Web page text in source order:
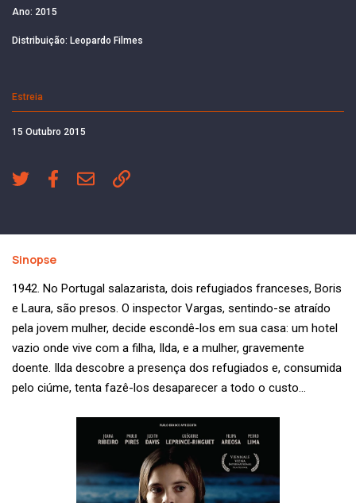
Ano: 2015
Distribuição: Leopardo Filmes
Estreia
15 Outubro 2015
Sinopse
1942. No Portugal salazarista, dois refugiados franceses, Boris
e Laura, são presos. O inspector Vargas, sentindo-se atraído
pela jovem mulher, decide escondê-los em sua casa: um hotel
vazio onde vive com a filha, Ilda, e a mulher, gravemente
doente. Ilda descobre a presença dos refugiados e, consumida
pelo ciúme, tenta fazê-los desaparecer a todo o custo…